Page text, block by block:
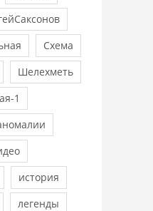
Схема
Шелехметь
1
история
легенды